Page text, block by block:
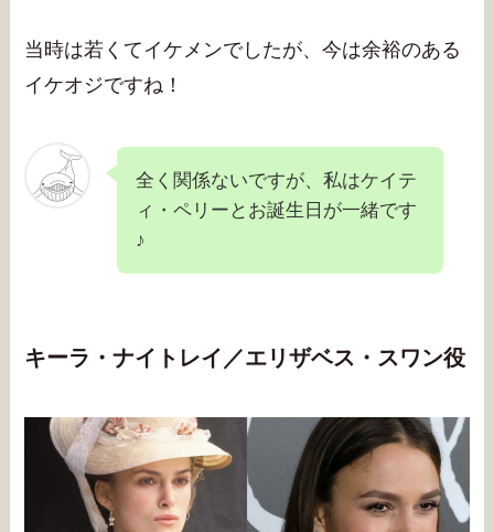
当時は若くてイケメンでしたが、今は余裕のある
イケオジですね！
全く関係ないですが、私はケイテ
ィ・ペリーとお誕生日が一緒です
♪
キーラ・ナイトレイ／エリザベス・スワン役